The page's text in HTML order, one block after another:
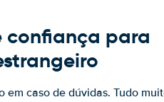
confiança para
caso de dúvidas. Tudo